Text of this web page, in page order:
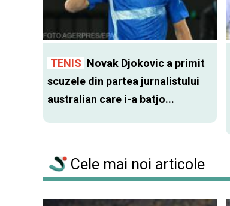
TENIS Novak Djokovic a primit
scuzele din partea jurnalistului
australian care i-a batjo...
Cele mai noi articole